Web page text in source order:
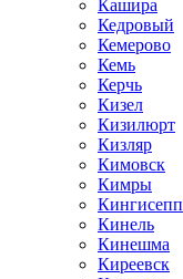
Кашира
Кедровый
Кемерово
Кемь
Керчь
Кизел
Кизилюрт
Кизляр
Кимовск
Кимры
Кингисепп
Кинель
Кинешма
Киреевск